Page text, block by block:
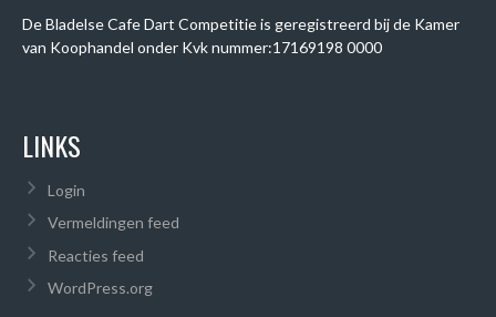
De Bladelse Cafe Dart Competitie is geregistreerd bij de Kamer
van Koophandel onder Kvk nummer:17169198 0000
LINKS
Login
Vermeldingen feed
Reacties feed
WordPress.org